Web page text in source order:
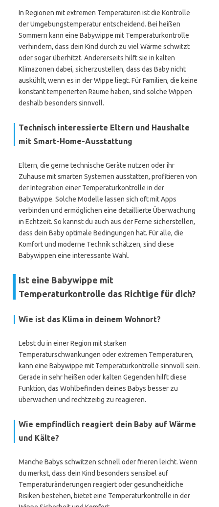
In Regionen mit extremen Temperaturen ist die Kontrolle
der Umgebungstemperatur entscheidend. Bei heißen
Sommern kann eine Babywippe mit Temperaturkontrolle
verhindern, dass dein Kind durch zu viel Wärme schwitzt
oder sogar überhitzt. Andererseits hilft sie in kalten
Klimazonen dabei, sicherzustellen, dass das Baby nicht
auskühlt, wenn es in der Wippe liegt. Für Familien, die keine
konstant temperierten Räume haben, sind solche Wippen
deshalb besonders sinnvoll.
Technisch interessierte Eltern und Haushalte
mit Smart-Home-Ausstattung
Eltern, die gerne technische Geräte nutzen oder ihr
Zuhause mit smarten Systemen ausstatten, profitieren von
der Integration einer Temperaturkontrolle in der
Babywippe. Solche Modelle lassen sich oft mit Apps
verbinden und ermöglichen eine detaillierte Überwachung
in Echtzeit. So kannst du auch aus der Ferne sicherstellen,
dass dein Baby optimale Bedingungen hat. Für alle, die
Komfort und moderne Technik schätzen, sind diese
Babywippen eine interessante Wahl.
Ist eine Babywippe mit
Temperaturkontrolle das Richtige für dich?
Wie ist das Klima in deinem Wohnort?
Lebst du in einer Region mit starken
Temperaturschwankungen oder extremen Temperaturen,
kann eine Babywippe mit Temperaturkontrolle sinnvoll sein.
Gerade in sehr heißen oder kalten Gegenden hilft diese
Funktion, das Wohlbefinden deines Babys besser zu
überwachen und rechtzeitig zu reagieren.
Wie empfindlich reagiert dein Baby auf Wärme
und Kälte?
Manche Babys schwitzen schnell oder frieren leicht. Wenn
du merkst, dass dein Kind besonders sensibel auf
Temperaturänderungen reagiert oder gesundheitliche
Risiken bestehen, bietet eine Temperaturkontrolle in der